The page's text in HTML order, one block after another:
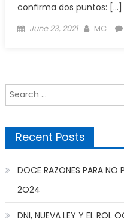
confirma dos puntos: […]
Posted
June 23, 2021 Author
MC
Search
for:
Recent Posts
DOCE RAZONES PARA NO
2O24
DNI, NUEVA LEY Y EL ROL